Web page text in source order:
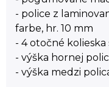
- police z
farbe, hr. 10 mm
- 4 otočné
- výška hornej
- výška medzi